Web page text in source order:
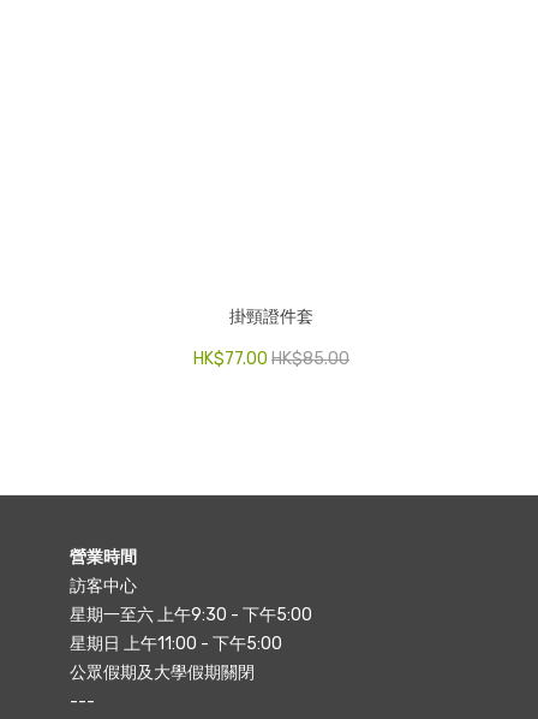
掛頸證件套
HK$85.00
HK$77.00
營業時間
訪客中心
星期一至六 上午9:30 - 下午5:00
星期日 上午11:00 - 下午5:00
公眾假期及大學假期關閉
---